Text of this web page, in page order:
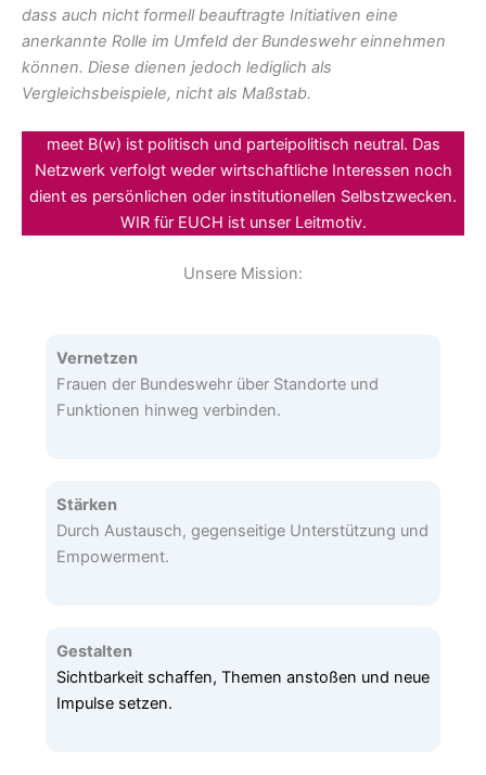
dass auch nicht formell beauftragte Initiativen eine
anerkannte Rolle im Umfeld der Bundeswehr einnehmen
können. Diese dienen jedoch lediglich als
Vergleichsbeispiele, nicht als Maßstab.
meet B(w) ist politisch und parteipolitisch neutral. Das
Netzwerk verfolgt weder wirtschaftliche Interessen noch
dient es persönlichen oder institutionellen Selbstzwecken.
WIR für EUCH ist unser Leitmotiv.
Unsere Mission:
Vernetzen
Frauen der Bundeswehr über Standorte und
Funktionen hinweg verbinden.
Stärken
Durch Austausch, gegenseitige Unterstützung und
Empowerment.
Gestalten
Sichtbarkeit schaffen, Themen anstoßen und neue
Impulse setzen.